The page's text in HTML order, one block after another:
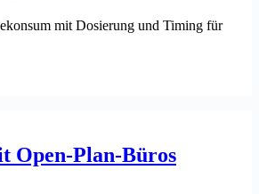
mit Dosierung und Timing für
Open-Plan-Büros